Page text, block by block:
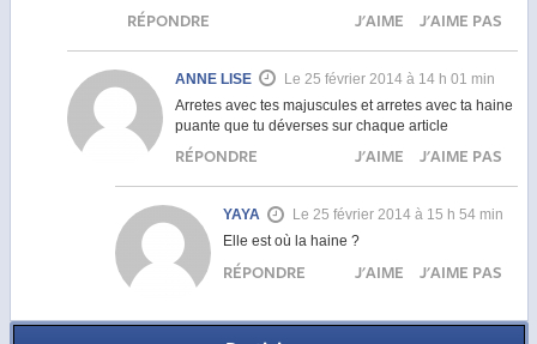
J'AIME J'AIME PAS
RÉPONDRE
ANNE LISE
Le 25 février 2014 à 14 h 01 min
Arretes avec tes majuscules et arretes avec ta haine
puante que tu déverses sur chaque article
J'AIME J'AIME PAS
RÉPONDRE
YAYA
Le 25 février 2014 à 15 h 54 min
Elle est où la haine ?
J'AIME J'AIME PAS
RÉPONDRE